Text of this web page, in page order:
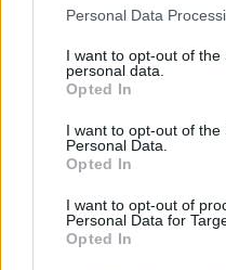
Personal Data
I want to opt-out of the
personal data.
Opted In
I want to opt-out of the
Personal Data.
Opted In
I want to opt-out of
Personal Data for
Opted In
aukcionálása. Exkluzív
GALÉRIA TOVÁBBI